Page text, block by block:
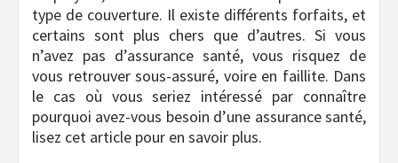
type de couverture. Il existe différents forfaits, et
certains sont plus chers que d’autres. Si vous
n’avez pas d’assurance santé, vous risquez de
vous retrouver sous-assuré, voire en faillite. Dans
le cas où vous seriez intéressé par connaître
pourquoi avez-vous besoin d’une assurance santé,
lisez cet article pour en savoir plus.